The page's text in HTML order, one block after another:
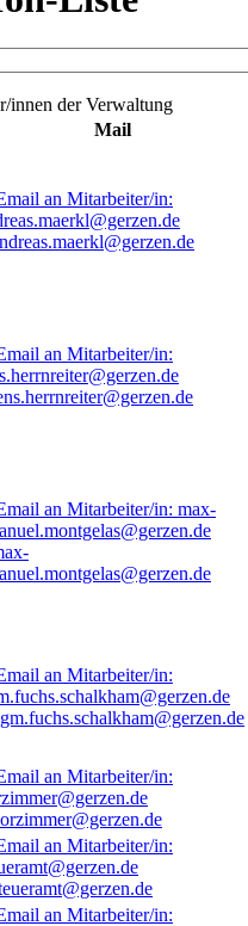
innen der Verwaltung
Mail